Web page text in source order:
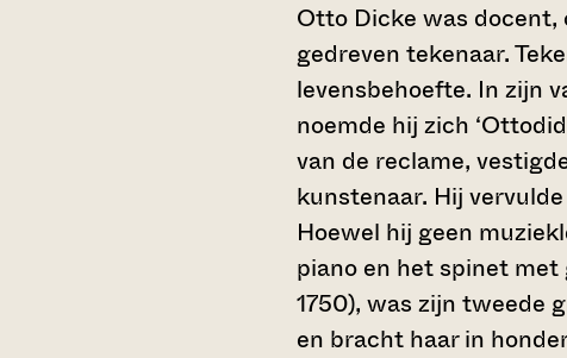
Otto Dicke was docent,
gedreven tekenaar.
levensbehoefte. In zijn
noemde hij zich
van de reclame,
kunstenaar. Hij
Hoewel hij geen
piano en het spinet met
1750), was zijn tweede
en bracht haar in